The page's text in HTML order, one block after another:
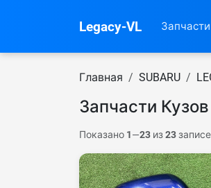
Legacy-VL Запчасти
Главная SUBARU
Запчасти Кузов
Показано 1—23 из23